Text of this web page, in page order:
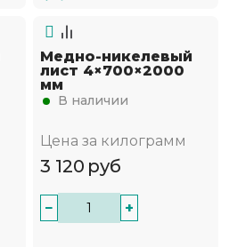
Медно-никелевый
лист 4×700×2000
мм
В наличии
Цена за килограмм
3 120 руб
− +